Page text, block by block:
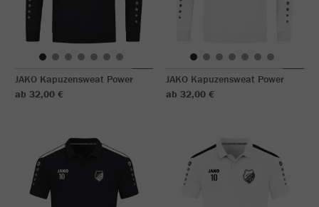
JAKO Kapuzensweat Power
ab 32,00 €
JAKO Kapuzensweat Power
ab 32,00 €